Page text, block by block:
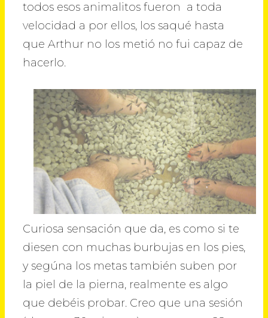
todos esos animalitos fueron a toda
velocidad a por ellos, los saqué hasta
que Arthur no los metió no fui capaz de
hacerlo.
Curiosa sensación que da, es como si te
diesen con muchas burbujas en los pies,
y segúna los metas también suben por
la piel de la pierna, realmente es algo
que debéis probar. Creo que una sesión